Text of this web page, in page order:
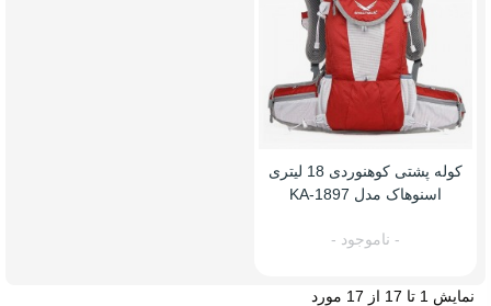
کوله پشتی کوهنوردی 18 لیتری
اسنوهاک مدل KA-1897
- ناموجود -
نمایش 1 تا 17 از 17 مورد